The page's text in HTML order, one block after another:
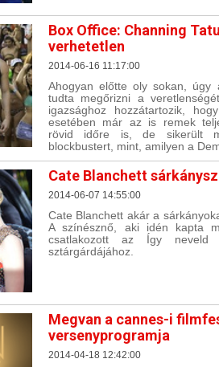
Box Office: Channing
verhetetlen
2014-06-16 11:17:00
Ahogyan előtte oly sokan, úgy
tudta megőrizni a
igazsághoz hozzátartozik,
esetében már az is remek
rövid időre is, de sikerült
blockbustert, mint, amilyen a
Cate Blanchett
2014-06-07 14:55:00
Cate Blanchett akár a
A színésznő, aki idén kapta
csatlakozott az Így
sztárgárdájához.
Megvan a cannes-i
versenyprogramja
2014-04-18 12:42:00